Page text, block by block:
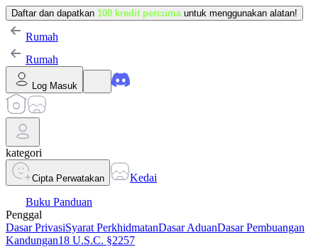
Daftar dan dapatkan 100 kredit percuma untuk menggunakan alatan!
Rumah
Rumah
Log Masuk
kategori
Cipta Perwatakan
Kedai
Buku Panduan
Penggal
Dasar PrivasiSyarat PerkhidmatanDasar AduanDasar Pembuangan
Kandungan18 U.S.C. §2257